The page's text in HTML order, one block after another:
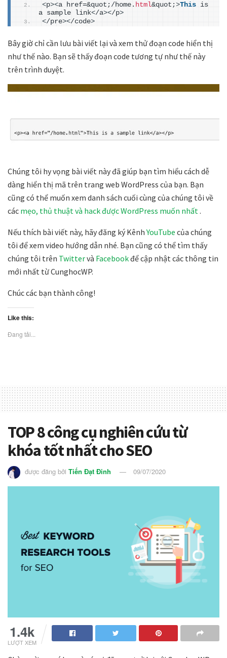
<p><a href=&quot;/home. html&quot;>This is
a sample link</a></p>
</pre></code>
Bây giờ chỉ cần lưu bài viết lại và xem thử đoạn code hiển thị
như thế nào. Bạn sẽ thấy đoạn code tương tự như thế này
trên trình duyệt.
Chúng tôi hy vọng bài viết này đã giúp bạn tìm hiểu cách dễ
dàng hiển thị mã trên trang web WordPress của bạn. Bạn
cũng có thể muốn xem danh sách cuối cùng của chúng tôi về
các mẹo, thủ thuật và hack được WordPress muốn nhất.
Nếu thích bài viết này, hãy đăng ký KênhYouTube của chúng
tôi để xem video hướng dẫn nhé. Bạn cũng có thể tìm thấy
chúng tôi trên Twittervà Facebookđể cập nhật các thông tin
mới nhất từ CunghocWP.
Chúc các bạn thành công!
Like this:
Đang tải...
TOP 8 công cụ nghiên cứu từ
khóa tốt nhất cho SEO
được đăng bởi Tiến Đạt Đinh 09/07/2020
1.4k
LƯỢT XEM